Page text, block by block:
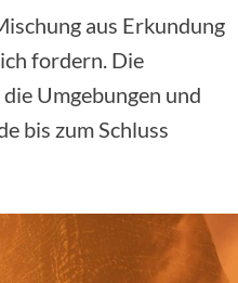
aus Erkundung
fordern. Die
Umgebungen und
bis zum Schluss